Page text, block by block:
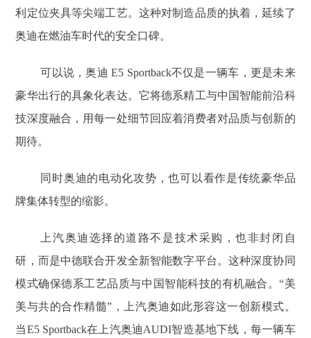
利定位夹具等尖端工艺。这种对制造品质的执着，延续了
奥迪在燃油车时代的安全口碑。
可以说，奥迪 E5 Sportback不仅是一辆车，更是未来
豪华出行的具象化表达。它将德系精工与中国智能前沿科
技深度融合，用每一处细节回应着消费者对品质与创新的
期待。
同时奥迪的电动化攻势，也可以看作是传统豪华品
牌集体转型的缩影。
上汽奥迪选择的道路不是技术采购，也非封闭自
研，而是中德联合开发全新智能数字平台。这种深度协同
模式确保德系工艺品质与中国智能科技的有机融合。“美
美与共的合作精髓”，上汽奥迪如此形容这一创新模式。
当E5 Sportback在上汽奥迪AUDI智造基地下线，每一辆车